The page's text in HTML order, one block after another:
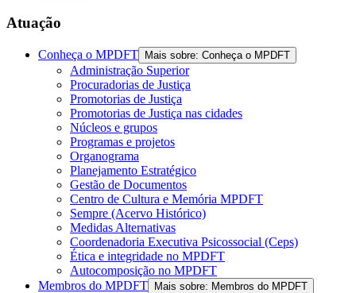
Atuação
Conheça o MPDFT Mais sobre: Conheça o MPDFT
Administração Superior
Procuradorias de Justiça
Promotorias de Justiça
Promotorias de Justiça nas cidades
Núcleos e grupos
Programas e projetos
Organograma
Planejamento Estratégico
Gestão de Documentos
Centro de Cultura e Memória MPDFT
Sempre (Acervo Histórico)
Medidas Alternativas
Coordenadoria Executiva Psicossocial (Ceps)
Ética e integridade no MPDFT
Autocomposição no MPDFT
Membros do MPDFT
Mais sobre: Membros do MPDFT